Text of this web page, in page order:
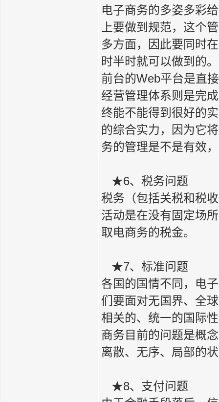
电子商务的多姿多彩
上要做到规范，这个
多方面，因此要同时
时半时就可以做到的
前台的Web平台是直
经营管理体系则是完
终能不能得到很好的
的综合实力，因为它
务的管理是不是有效
★6、税务问题
税务（包括关税和税
活动是在没有固定场
取电商务的税金。
★7、标准问题
各国的国情不同，电
们要面对无国界、全
相关的、统一的国际
商务目前的问题是概
离散、无序、局部的
★8、支付问题